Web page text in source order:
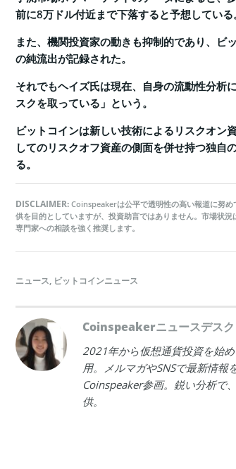
前に8万ドル付近まで下落すると予想している
また、機関投資家の動きも抑制的であり、ビ
の純流出が記録された。
それでもヘイズ氏は現在、自身の流動性分析
スクを取っている」という。
ビットコインは新しい技術によるリスクオン
してのリスクオフ資産の側面を併せ持つ独自
る。
DISCLAIMER: Coinspeakerは公平で透明性の高い報道に努
供を目的としていますが、投資助言ではありません。市場状
専門家への相談を強く推奨します。
ニュース, ビットコインニュース
Coinspeakerニュースデスク
2021年から仮想通貨投資を始
用。メルマガやSNSで最新情
Coinspeaker参画。鋭い分析で
供。